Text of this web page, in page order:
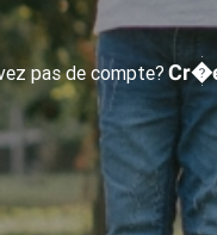
pas de compte?